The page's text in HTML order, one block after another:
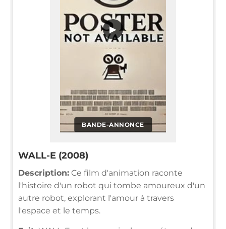
BANDE-ANNONCE
▶
WALL-E (2008)
Description: Ce film d'animation raconte
l'histoire d'un robot qui tombe amoureux d'un
autre robot, explorant l'amour à travers
l'espace et le temps.